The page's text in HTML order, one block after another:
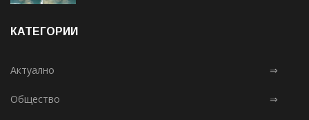
КАТЕГОРИИ
Актуално ⇒
Общество ⇒